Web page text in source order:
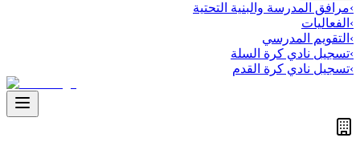
›مرافق المدرسة والبنية التحتية
› الفعاليات
› التقويم المدرسي
›تسجيل نادي كرة السلة
›تسجيل نادي كرة القدم